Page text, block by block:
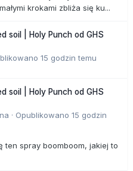
krokami zbliża się ku...
soil | Holy Punch od GHS
15 godzin temu
soil | Holy Punch od GHS
· Opublikowano 15 godzin
ten spray boomboom, jakiej to